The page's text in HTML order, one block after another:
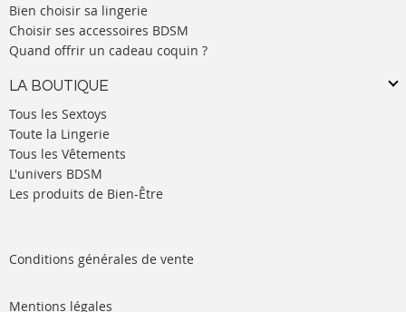
Bien choisir sa lingerie
Choisir ses accessoires BDSM
Quand offrir un cadeau coquin ?
LA BOUTIQUE
Tous les Sextoys
Toute la Lingerie
Tous les Vêtements
L'univers BDSM
Les produits de Bien-Être
Conditions générales de vente
Mentions légales